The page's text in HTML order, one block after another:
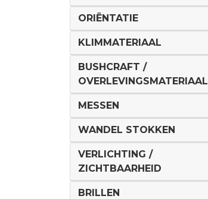
ORIËNTATIE
KLIMMATERIAAL
BUSHCRAFT /
OVERLEVINGSMATERIAAL
MESSEN
WANDEL STOKKEN
VERLICHTING /
ZICHTBAARHEID
BRILLEN